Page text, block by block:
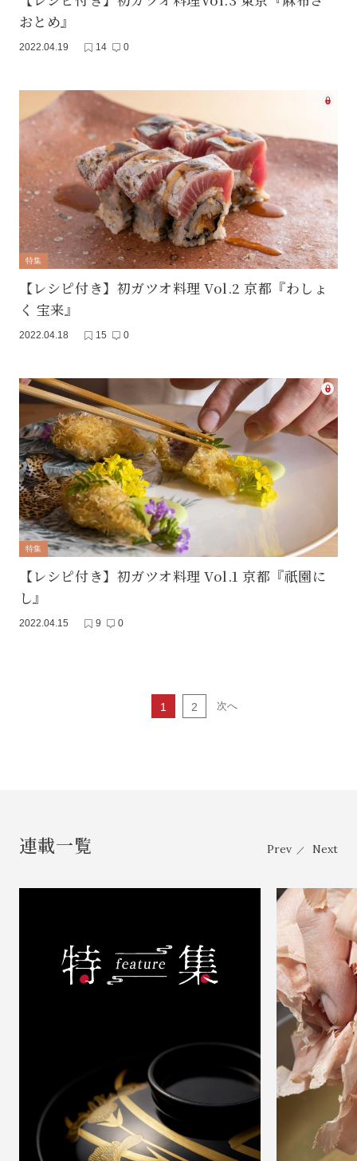
おとめ』
2022.04.19 14 0
特集
【レシピ付き】初ガツオ料理 Vol.2 京都『わしょ
く 宝来』
2022.04.18 15 0
特集
【レシピ付き】初ガツオ料理 Vol.1 京都『祇園に
し』
2022.04.15 9 0
1 2 次へ
連載一覧 Prev ／ Next